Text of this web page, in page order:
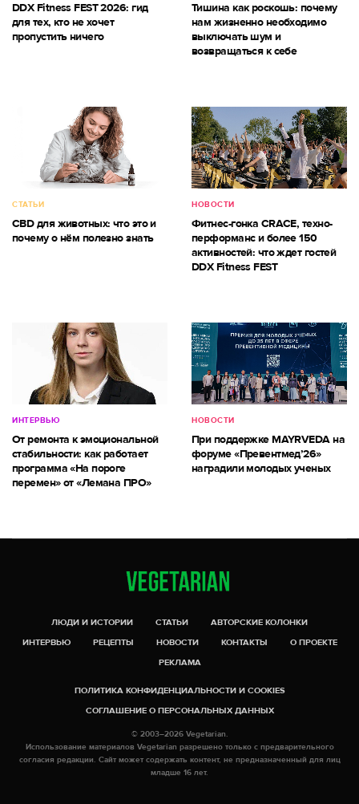
DDX Fitness FEST 2026: гид
для тех, кто не хочет
пропустить ничего
Тишина как роскошь: почему
нам жизненно необходимо
выключать шум и
возвращаться к себе
СТАТЬИ
CBD для животных: что это и
почему о нём полезно знать
НОВОСТИ
Фитнес-гонка CRACE, техно-
перформанс и более 150
активностей: что ждет гостей
DDX Fitness FEST
ИНТЕРВЬЮ
От ремонта к эмоциональной
стабильности: как работает
программа «На пороге
перемен» от «Лемана ПРО»
НОВОСТИ
При поддержке MAYRVEDA на
форуме «Превентмед’26»
наградили молодых ученых
ЛЮДИ И ИСТОРИИ СТАТЬИ
АВТОРСКИЕ КОЛОНКИ
ИНТЕРВЬЮ
РЕЦЕПТЫ НОВОСТИ КОНТАКТЫ
О ПРОЕКТЕ
РЕКЛАМА
ПОЛИТИКА КОНФИДЕНЦИАЛЬНОСТИ И COOKIES
СОГЛАШЕНИЕ О ПЕРСОНАЛЬНЫХ ДАННЫХ
© 2003–2026 Vegetarian.
Использование материалов Vegetarian разрешено только с предварительного
согласия редакции. Сайт может содержать контент, не предназначенный для лиц
младше 16 лет.